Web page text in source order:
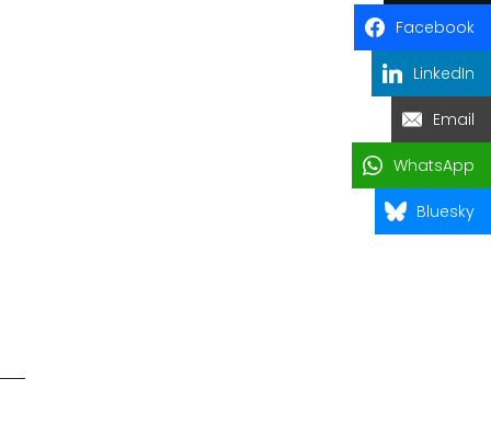
Facebook
LinkedIn
Email
WhatsApp
Bluesky